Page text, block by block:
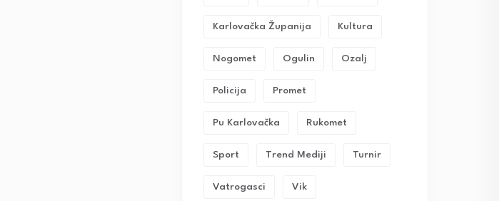
Karlovačka Županija Kultura
Nogomet Ogulin Ozalj
Policija Promet
Pu Karlovačka Rukomet
Sport Trend Mediji Turnir
Vatrogasci Vik